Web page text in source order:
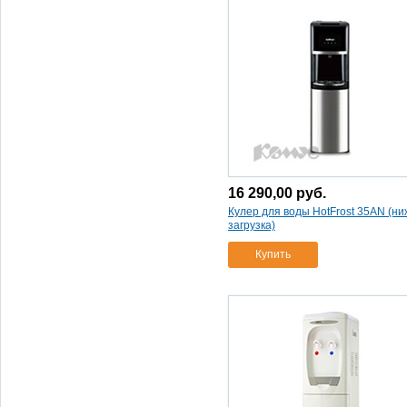
16 290,00 руб.
Кулер для воды HotFrost 35AN
загрузка)
Купить